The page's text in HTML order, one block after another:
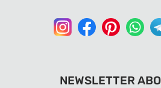
NEWSLETTER